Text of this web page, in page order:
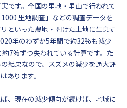
です。全国の里地・里山で行われて
里地調査」などの調査データを
といった農地・開けた土地に生息す
年のわずか5年間で約32%も減少
7%ずつ失われている計算です。た
結果なので、スズメの減少を過大評
あります。
、現在の減少傾向が続けば、地域に